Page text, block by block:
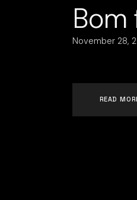
November 28,
READ